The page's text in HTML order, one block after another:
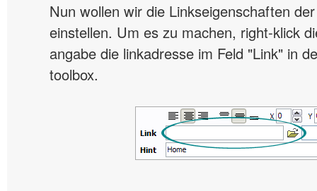
Nun wollen wir die Linkseigenschaften
einstellen. Um es zu machen, right-klick
angabe die linkadresse im Feld "Link" in
toolbox.